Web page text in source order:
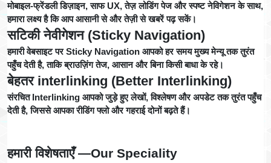
मोबाइल-फ्रेंडली डिज़ाइन, साफ UX, तेज़ लोडिंग पेज और स्पष्ट नेविगेशन के साथ,
हमारा लक्ष्य है कि आप आसानी से और तेज़ी से खबरें पढ़ सकें।
सटिकी नेवीगेशन (Sticky Navigation)
हमारी वेबसाइट पर Sticky Navigation आपको हर समय मुख्य मेन्यू तक तुरंत
पहुँच देती है, ताकि ब्राउज़िंग तेज, आसान और बिना किसी बाधा के रहे।
बेहतर interlinking (Better Interlinking)
संरचित Interlinking आपको जुड़े हुए लेखों, विश्लेषण और अपडेट तक तुरंत पहुँच
देती है, जिससे आपका रीडिंग फ्लो और गहराई दोनों बढ़ते हैं।
हमारी विशेषताएँ —Our Speciality